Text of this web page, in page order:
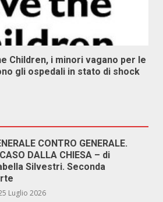
Children, i minori vagano per le
gli ospedali in stato di shock
CONTRO GENERALE.
DALLA CHIESA – di
Silvestri. Seconda
Luglio 2026